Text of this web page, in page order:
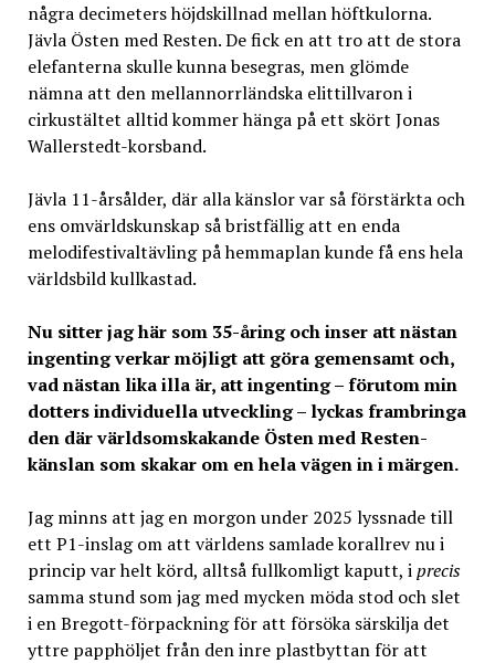
några decimeters höjdskillnad mellan höftkulorna.
Jävla Östen med Resten. De fick en att tro att de stora
elefanterna skulle kunna besegras, men glömde
nämna att den mellannorrländska elittillvaron i
cirkustältet alltid kommer hänga på ett skört Jonas
Wallerstedt-korsband.
Jävla 11-årsålder, där alla känslor var så förstärkta och
ens omvärldskunskap så bristfällig att en enda
melodifestivaltävling på hemmaplan kunde få ens hela
världsbild kullkastad.
Nu sitter jag här som 35-åring och inser att nästan
ingenting verkar möjligt att göra gemensamt och,
vad nästan lika illa är, att ingenting – förutom min
dotters individuella utveckling – lyckas frambringa
den där världsomskakande Östen med Resten-
känslan som skakar om en hela vägen in i märgen.
Jag minns att jag en morgon under 2025 lyssnade till
ett P1-inslag om att världens samlade korallrev nu i
princip var helt körd, alltså fullkomligt kaputt, iprecis
samma stund som jag med mycken möda stod och slet
i en Bregott-förpackning för att försöka särskilja det
yttre papphöljet från den inre plastbyttan för att